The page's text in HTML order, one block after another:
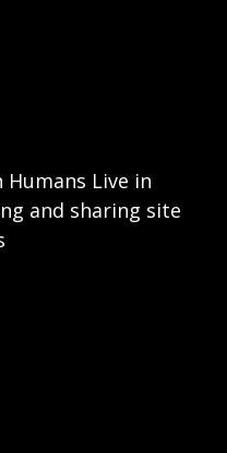
Live in
and sharing site